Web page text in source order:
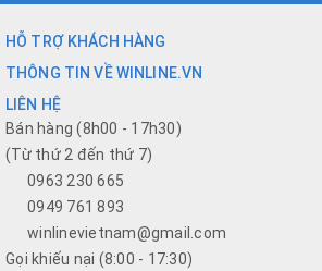
HỖ TRỢ KHÁCH HÀNG
THÔNG TIN VỀ WINLINE.VN
LIÊN HỆ
Bán hàng (8h00 - 17h30)
(Từ thứ 2 đến thứ 7)
0963 230 665
0949 761 893
winlinevietnam@gmail.com
Gọi khiếu nại (8:00 - 17:30)